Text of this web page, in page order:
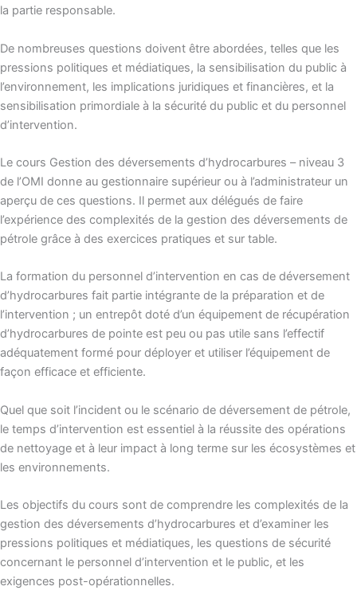
la partie responsable.
De nombreuses questions doivent être abordées, telles que les
pressions politiques et médiatiques, la sensibilisation du public à
l’environnement, les implications juridiques et financières, et la
sensibilisation primordiale à la sécurité du public et du personnel
d’intervention.
Le cours Gestion des déversements d’hydrocarbures – niveau 3
de l’OMI donne au gestionnaire supérieur ou à l’administrateur un
aperçu de ces questions. Il permet aux délégués de faire
l’expérience des complexités de la gestion des déversements de
pétrole grâce à des exercices pratiques et sur table.
La formation du personnel d’intervention en cas de déversement
d’hydrocarbures fait partie intégrante de la préparation et de
l’intervention ; un entrepôt doté d’un équipement de récupération
d’hydrocarbures de pointe est peu ou pas utile sans l’effectif
adéquatement formé pour déployer et utiliser l’équipement de
façon efficace et efficiente.
Quel que soit l’incident ou le scénario de déversement de pétrole,
le temps d’intervention est essentiel à la réussite des opérations
de nettoyage et à leur impact à long terme sur les écosystèmes et
les environnements.
Les objectifs du cours sont de comprendre les complexités de la
gestion des déversements d’hydrocarbures et d’examiner les
pressions politiques et médiatiques, les questions de sécurité
concernant le personnel d’intervention et le public, et les
exigences post-opérationnelles.